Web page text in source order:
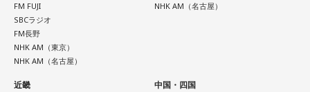
潮：「コニファー」はテレビアニメ「これ描いて死ね」のエ
ンディングテーマとなっています。
遠山：テレビアニメの楽曲を手がけるのは初めてじゃないよ
ね？
FM FUJI
SBCラジオ
FM長野
NHK AM（東京）
NHK AM（名古屋）
NHK AM（名古屋）
近畿 中国・四国